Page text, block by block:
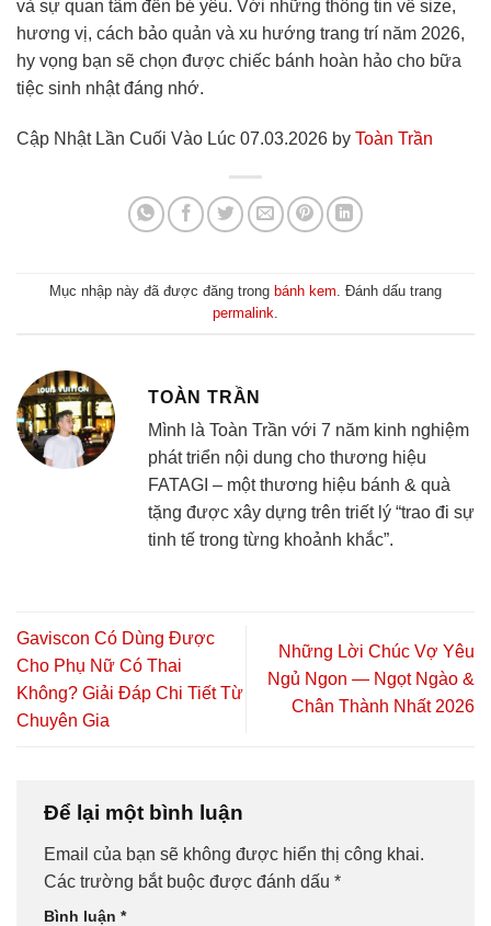
và sự quan tâm đến bé yêu. Với những thông tin về size,
hương vị, cách bảo quản và xu hướng trang trí năm 2026,
hy vọng bạn sẽ chọn được chiếc bánh hoàn hảo cho bữa
tiệc sinh nhật đáng nhớ.
Cập Nhật Lần Cuối Vào Lúc 07.03.2026 by Toàn Trần
Mục nhập này đã được đăng trong bánh kem. Đánh dấu trang
permalink.
TOÀN TRẦN
Mình là Toàn Trần với 7 năm kinh nghiệm
phát triển nội dung cho thương hiệu
FATAGI – một thương hiệu bánh & quà
tặng được xây dựng trên triết lý “trao đi sự
tinh tế trong từng khoảnh khắc”.
Gaviscon Có Dùng Được
Cho Phụ Nữ Có Thai
Không? Giải Đáp Chi Tiết Từ
Chuyên Gia
Những Lời Chúc Vợ Yêu
Ngủ Ngon — Ngọt Ngào &
Chân Thành Nhất 2026
Để lại một bình luận
Email của bạn sẽ không được hiển thị công khai.
Các trường bắt buộc được đánh dấu *
Bình luận *